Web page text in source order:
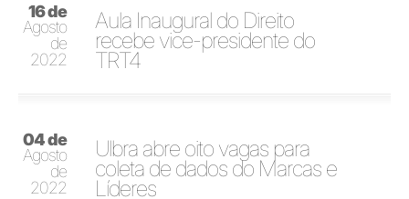
16 de
Agosto
de
2022
Aula Inaugural do Direito
recebe vice-presidente do
TRT4
04 de
Agosto
de
2022
Ulbra abre oito vagas para
coleta de dados do Marcas e
Líderes